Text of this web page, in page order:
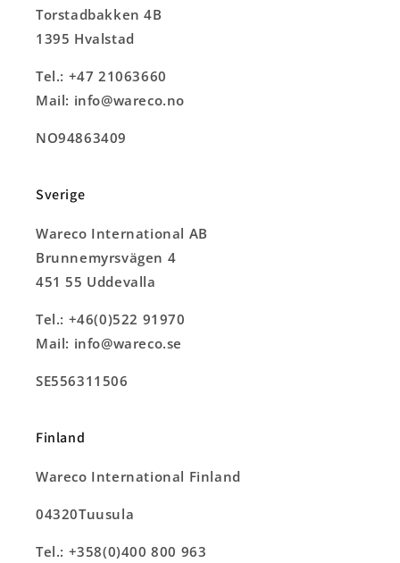
Torstadbakken 4B
1395 Hvalstad
Tel.: +47 21063660
Mail: info@wareco.no
NO94863409
Sverige
Wareco International AB
Brunnemyrsvägen 4
451 55 Uddevalla
Tel.: +46(0)522 91970
Mail: info@wareco.se
SE556311506
Finland
Wareco International Finland
04320Tuusula
Tel.: +358(0)400 800 963